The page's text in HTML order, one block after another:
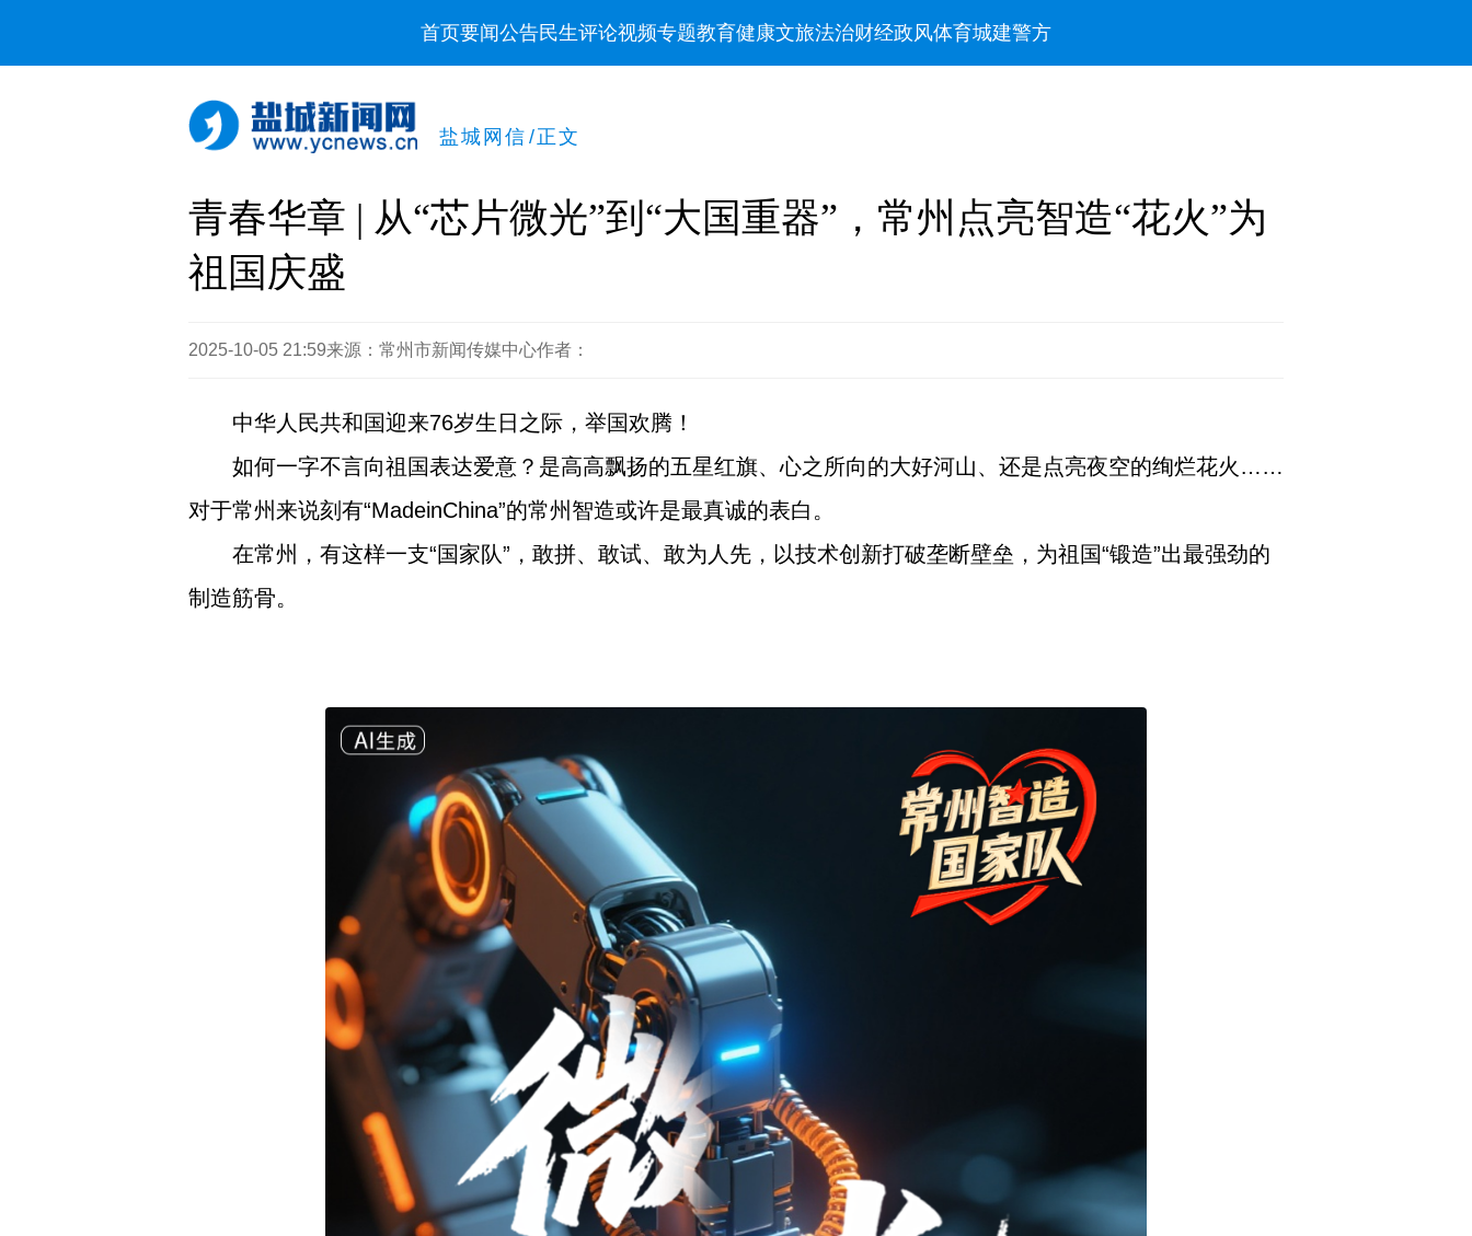
首页要闻公告民生评论视频专题教育健康文旅法治财经政风体育城建警方
盐城网信 /正文
青春华章 | 从“芯片微光”到“大国重器”，常州点亮智造“花火”为
祖国庆盛
2025-10-05 21:59来源：常州市新闻传媒中心作者：
中华人民共和国迎来76岁生日之际，举国欢腾！
如何一字不言向祖国表达爱意？是高高飘扬的五星红旗、心之所向的大好河山、还是点亮夜空的绚烂花火……
对于常州来说刻有“MadeinChina”的常州智造或许是最真诚的表白。
在常州，有这样一支“国家队”，敢拼、敢试、敢为人先，以技术创新打破垄断壁垒，为祖国“锻造”出最强劲的
制造筋骨。